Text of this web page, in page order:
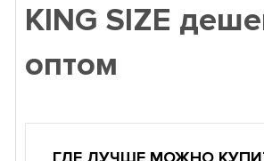
KING SIZE
оптом